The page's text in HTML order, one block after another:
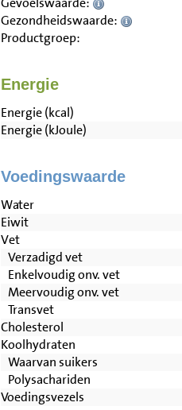
Gezondheidswaarde:
Productgroep:
Energie
Energie (kcal)
Energie (kJoule)
Voedingswaarde
Water
Eiwit
Vet
Verzadigd vet
Enkelvoudig onv. vet
Meervoudig onv. vet
Transvet
Cholesterol
Koolhydraten
Waarvan suikers
Polysachariden
Voedingsvezels